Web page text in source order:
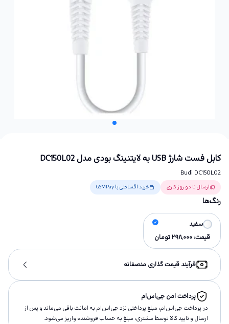
کابل فست شارژ USB به لایتنینگ بودی مدل DC150L02
Budi DC150L02
ارسال تا دو روز کاری خرید اقساطی با GSMPay
رنگ‌ها
سفید
قیمت: 298,000تومان
فرآیند قیمت گذاری منصفانه
پرداخت امن جی‌اس‌ام
در پرداخت جی‌اس‌ام، مبلغ پرداختى نزد جی‌اس‌ام به امانت باقى مى‌ماند و پس از
ارسال و تاييد كالا توسط مشتری، مبلغ به حساب فروشنده واريز مى‌شود.